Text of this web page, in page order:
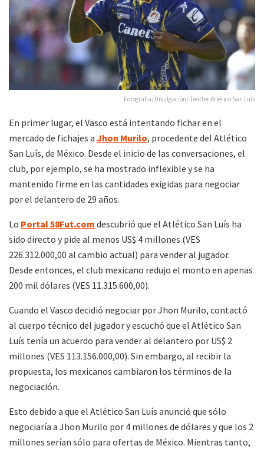
Fotografia: Divulgación/ Twitter Atlético San Luís
En primer lugar, el Vasco está intentando fichar en el
mercado de fichajes a Jhon Murilo, procedente del Atlético
San Luís, de México. Desde el inicio de las conversaciones, el
club, por ejemplo, se ha mostrado inflexible y se ha
mantenido firme en las cantidades exigidas para negociar
por el delantero de 29 años.
Lo Portal 58Fut.com descubrió que el Atlético San Luís ha
sido directo y pide al menos US$ 4 millones (VES
226.312.000,00 al cambio actual) para vender al jugador.
Desde entonces, el club mexicano redujo el monto en apenas
200 mil dólares (VES 11.315.600,00).
Cuando el Vasco decidió negociar por Jhon Murilo, contactó
al cuerpo técnico del jugador y escuchó que el Atlético San
Luís tenía un acuerdo para vender al delantero por US$ 2
millones (VES 113.156.000,00). Sin embargo, al recibir la
propuesta, los mexicanos cambiaron los términos de la
negociación.
Esto debido a que el Atlético San Luís anunció que sólo
negociaría a Jhon Murilo por 4 millones de dólares y que los 2
millones serían sólo para ofertas de México. Mientras tanto,